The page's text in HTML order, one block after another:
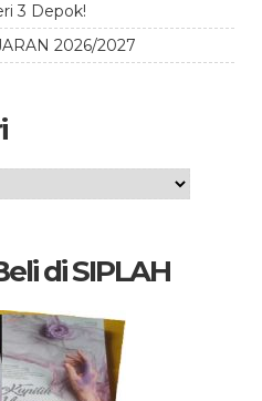
3 Depok!
2026/2027
di SIPLAH